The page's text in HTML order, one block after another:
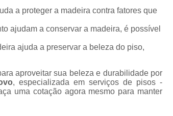
Colocações Assoalho de
Colocações de Laminado de Madeira
Colocações de Piso Laminado
Colocações de Taco
Colocações de Tábua
a proteger a madeira contra fatores que
ajudam a conservar a madeira, é possível
ajuda a preservar a beleza do piso,
aproveitar sua beleza e durabilidade por
, especializada em serviços de pisos -
uma cotação agora mesmo para manter